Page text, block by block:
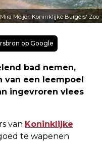
Mira Meijer. Koninklijke Burgers' Zoo
op Google
bad nemen,
van een leempoel
ingevroren vlees
van Koninklijke
te wapenen